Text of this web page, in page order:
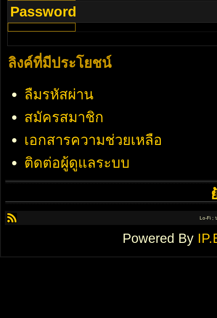
Password
ลิงค์ที่มีประโยชน์
ลืมรหัสผ่าน
สมัครสมาชิก
เอกสารความช่วยเหลือ
ติดต่อผู้ดูแลระบบ
Lo-Fi ;
Powered By